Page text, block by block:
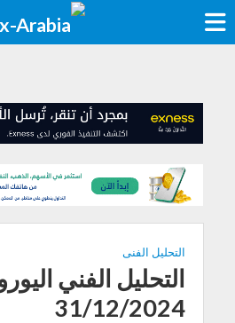
التحليل الفنى
التحليل الفني
31/12/2024